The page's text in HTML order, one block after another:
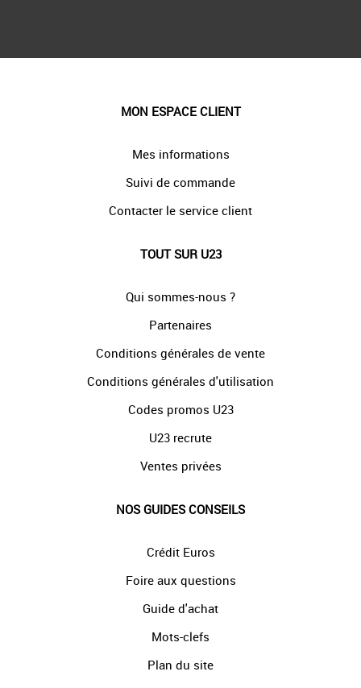
MON ESPACE CLIENT
Mes informations
Suivi de commande
Contacter le service client
TOUT SUR U23
Qui sommes-nous ?
Partenaires
Conditions générales de vente
Conditions générales d'utilisation
Codes promos U23
U23 recrute
Ventes privées
NOS GUIDES CONSEILS
Crédit Euros
Foire aux questions
Guide d'achat
Mots-clefs
Plan du site